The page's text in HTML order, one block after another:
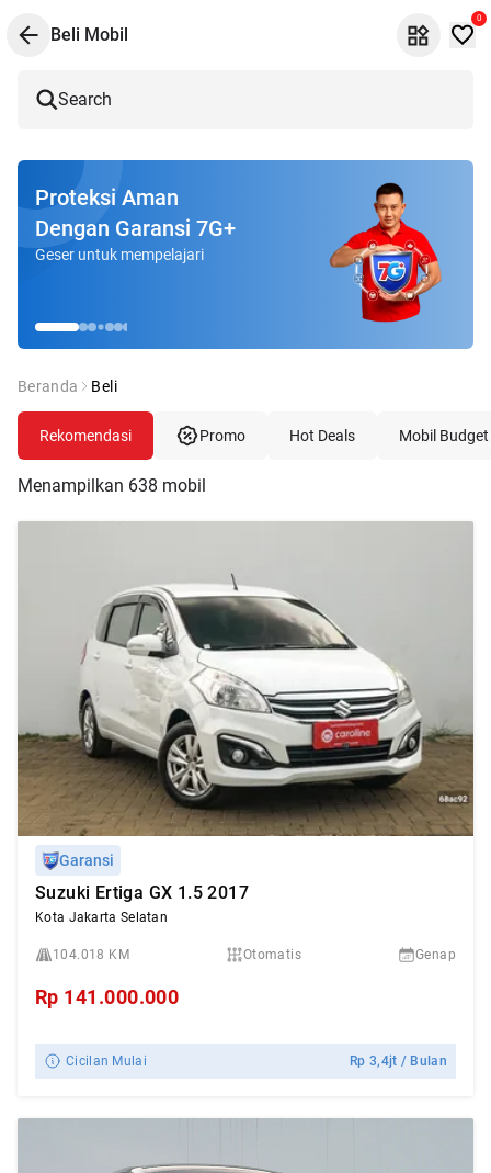
Beli Mobil
0
Search
Proteksi Aman
Dengan Garansi 7G+
Geser untuk mempelajari
Beranda Beli
Rekomendasi Promo Hot Deals Mobil Budget
Menampilkan 638 mobil
Garansi
Suzuki Ertiga GX 1.5 2017
Kota Jakarta Selatan
104.018 KM Otomatis Genap
Rp 141.000.000
Cicilan Mulai Rp3,4jt / Bulan